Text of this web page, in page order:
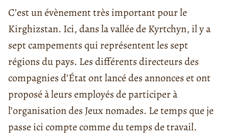
C’est un évènement très important pour le
Kirghizstan. Ici, dans la vallée de Kyrtchyn, il y a
sept campements qui représentent les sept
régions du pays. Les différents directeurs des
compagnies d’État ont lancé des annonces et ont
proposé à leurs employés de participer à
l’organisation des Jeux nomades. Le temps que je
passe ici compte comme du temps de travail.